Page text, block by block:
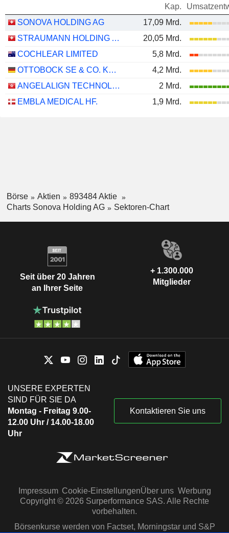
Kap.
SONOVA HOLDING AG
17,09 Mrd.
STRAUMANN HOLDING AG
20,05 Mrd.
COCHLEAR LIMITED
5,8 Mrd.
OTTOBOCK SE & CO. KGAA
4,2 Mrd.
ANGELALIGN TECHNOLOGY INC.
2 Mrd.
EMBLA MEDICAL HF.
1,9 Mrd.
Börse Aktien
893484 Aktie
Charts Sonova Holding AG
Sektoren-Chart
Seit über 20 Jahren
an Ihrer Seite
+ 1.300.000
Mitglieder
UNSERE EXPERTEN
SIND FÜR SIE DA
Montag - Freitag 9.00-
12.00 Uhr / 14.00-18.00
Uhr
Kontaktieren Sie uns
Impressum Cookie-EinstellungenÜber uns Werbung
Copyright © 2026 Surperformance SAS. Alle Rechte
vorbehalten.
Börsenkurse werden von Factset, Morningstar und S&P